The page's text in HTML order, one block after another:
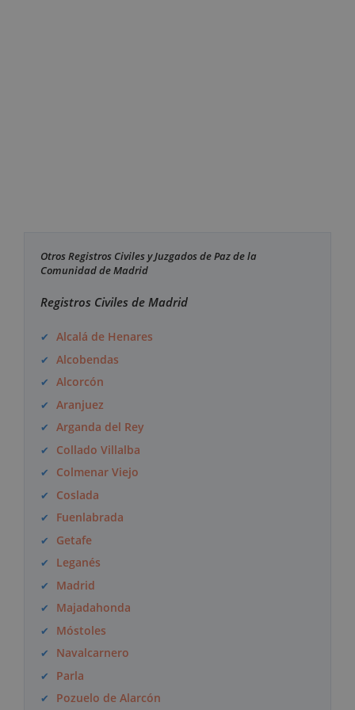
Otros Registros Civiles y Juzgados de Paz de la
Comunidad de Madrid
Registros Civiles de Madrid
Alcalá de Henares
Alcobendas
Alcorcón
Aranjuez
Arganda del Rey
Collado Villalba
Colmenar Viejo
Coslada
Fuenlabrada
Getafe
Leganés
Madrid
Majadahonda
Móstoles
Navalcarnero
Parla
Pozuelo de Alarcón